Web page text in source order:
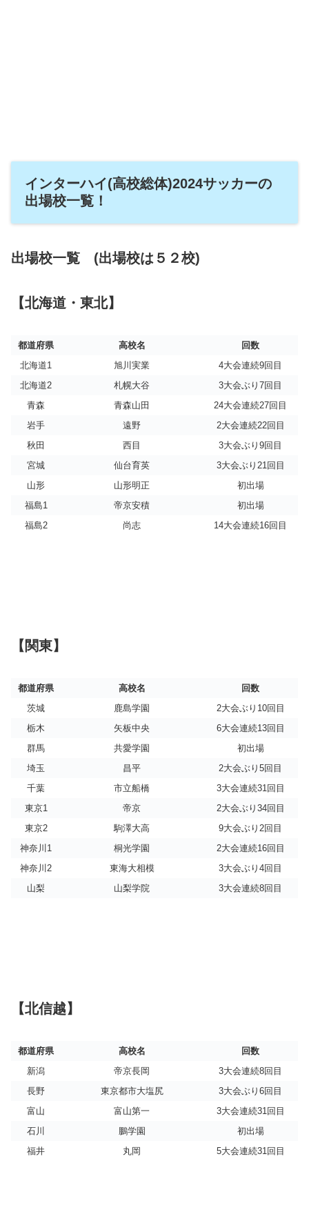
インターハイ(高校総体)2024サッカーの
出場校一覧！
出場校一覧 (出場校は５２校)
【北海道・東北】
都道府県 高校名
回数
北海道1
旭川実業
4大会連続9回目
北海道2
札幌大谷
3大会ぶり7回目
青森
青森山田
24大会連続27回目
岩手
遠野
2大会連続22回目
秋田
西目
3大会ぶり9回目
宮城
仙台育英
3大会ぶり21回目
山形
山形明正
初出場
福島1
帝京安積
初出場
福島2
尚志 14大会連続16回目
【関東】
都道府県 高校名
回数
茨城
鹿島学園
2大会ぶり10回目
栃木
矢板中央
6大会連続13回目
群馬
共愛学園
初出場
埼玉
昌平
2大会ぶり5回目
千葉
市立船橋
3大会連続31回目
東京1
帝京
2大会ぶり34回目
東京2
駒澤大高
9大会ぶり2回目
神奈川1
桐光学園
2大会連続16回目
神奈川2
東海大相模
3大会ぶり4回目
山梨
山梨学院 3大会連続8回目
【北信越】
都道府県 高校名
回数
新潟
帝京長岡
3大会連続8回目
長野
東京都市大塩尻
3大会ぶり6回目
富山
富山第一
3大会連続31回目
石川
鵬学園
初出場
福井
丸岡 5大会連続31回目